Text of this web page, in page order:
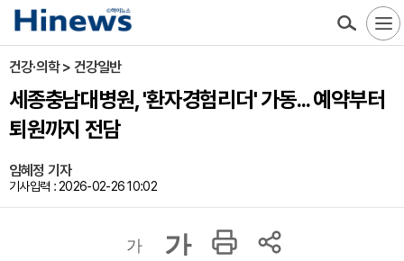
건강·의학 > 건강일반
세종충남대병원, '환자경험리더' 가동... 예약부터
퇴원까지 전담
임혜정 기자
기사입력 : 2026-02-26 10:02
가 가